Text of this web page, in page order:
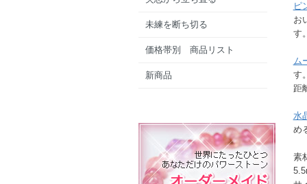
未練を断ち切る
価格帯別 商品リスト
新商品
ピ
お
す
ム
す
距
水
め
素